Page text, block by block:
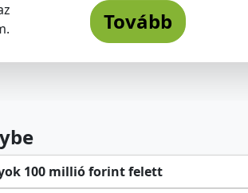
Tovább
100 millió forint felett